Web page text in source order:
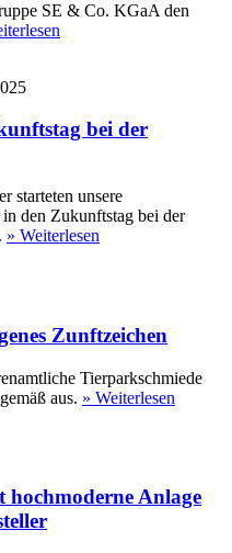
SE & Co. KGaA den
bei der
starteten unsere
den Zukunftstag bei der
» Weiterlesen
Zunftzeichen
Tierparkschmiede
aus. » Weiterlesen
hochmoderne Anlage